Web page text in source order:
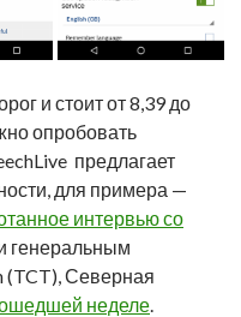
и стоит от 8,39 до
опробовать
предлагает
для примера —
интервью со
генеральным
(TCT), Северная
неделе.